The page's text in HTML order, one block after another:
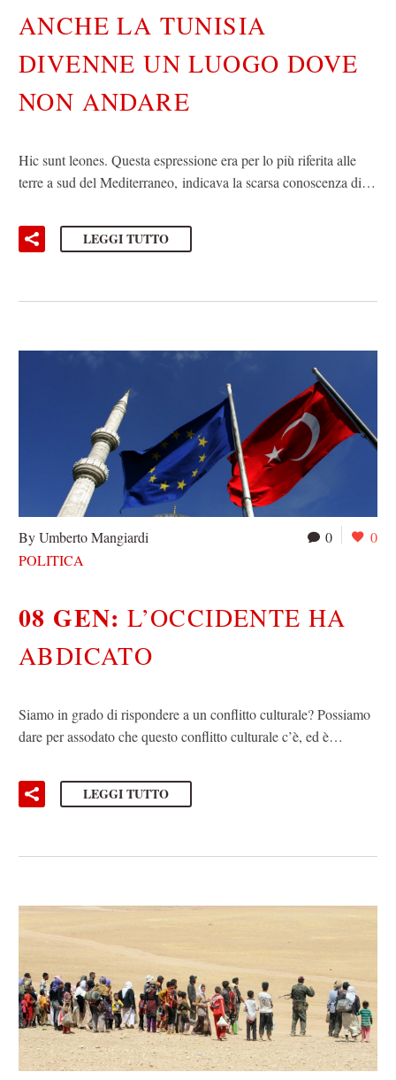
ANCHE LA TUNISIA
DIVENNE UN LUOGO DOVE
NON ANDARE
Hic sunt leones. Questa espressione era per lo più riferita alle
terre a sud del Mediterraneo, indicava la scarsa conoscenza di…
LEGGI TUTTO
0 0
By Umberto Mangiardi
POLITICA
08 GEN:L’OCCIDENTE HA
ABDICATO
Siamo in grado di rispondere a un conflitto culturale? Possiamo
dare per assodato che questo conflitto culturale c’è, ed è…
LEGGI TUTTO